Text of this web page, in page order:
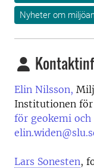
Nyheter om
Elin Nilsson,
Institutionen
för geokemi
Lars Sonesten,